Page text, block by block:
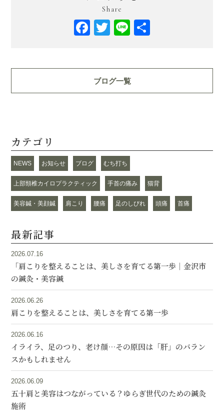
Share
Facebook
Twitter
Line
ブログ一覧
カテゴリ
NEWS お知らせ ブログ むち打ち
上部頸椎カイロプラクティック 手首の痛み 猫背
美容鍼・美顔鍼 肩こり 腰痛 足のしびれ 頭痛 首痛
最新記事
2026.07.16
「肩こりを整えることは、美しさを育てる第一歩｜金沢市
の鍼灸・美容鍼
2026.06.26
肩こりを整えることは、美しさを育てる第一歩
2026.06.16
イライラ、足のつり、老け顔…その原因は「肝」のバラン
スかもしれません
2026.06.09
五十肩と美容はつながっている？ゆらぎ世代のための鍼灸
施術